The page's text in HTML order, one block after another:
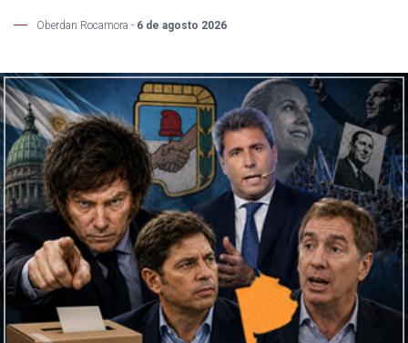
Oberdan Rocamora - 6 de agosto 2026